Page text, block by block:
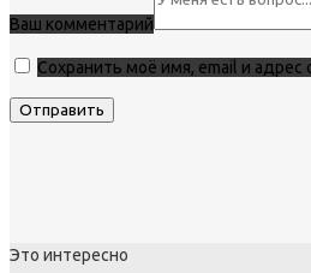
Ваш комментарий
Сохранить моё имя, email и
Это интересно